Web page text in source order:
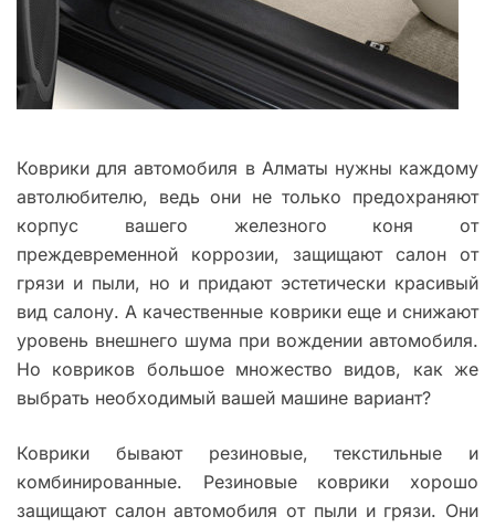
Коврики для автомобиля в Алматы нужны каждому
автолюбителю, ведь они не только предохраняют
корпус вашего железного коня от
преждевременной коррозии, защищают салон от
грязи и пыли, но и придают эстетически красивый
вид салону. А качественные коврики еще и снижают
уровень внешнего шума при вождении автомобиля.
Но ковриков большое множество видов, как же
выбрать необходимый вашей машине вариант?
Коврики бывают резиновые, текстильные и
комбинированные. Резиновые коврики хорошо
защищают салон автомобиля от пыли и грязи. Они